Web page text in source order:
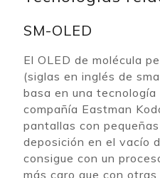
SM-OLED
El OLED de molécula
(siglas en inglés de
basa en una
compañía Eastman
pantallas con
deposición en el vacío
consigue con un
más caro que con